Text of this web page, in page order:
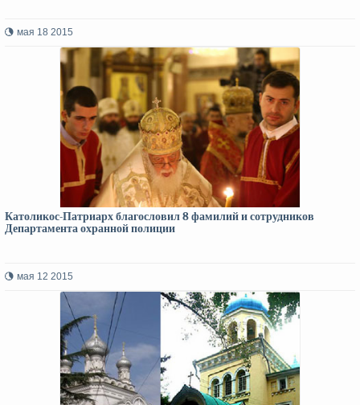
мая 18 2015
Католикос-Патриарх благословил 8 фамилий и сотрудников
Департамента охранной полиции
мая 12 2015